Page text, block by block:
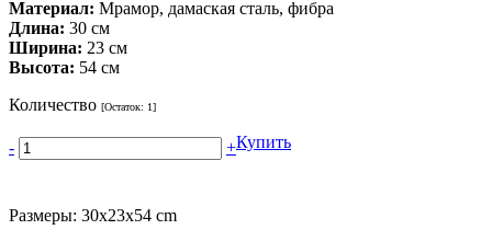
Материал: Мрамор, дамаская сталь, фибра
Длина: 30 см
Ширина: 23 см
Высота: 54 см
Количество [Остаток: 1]
- +Купить
Размеры: 30х23х54 cm